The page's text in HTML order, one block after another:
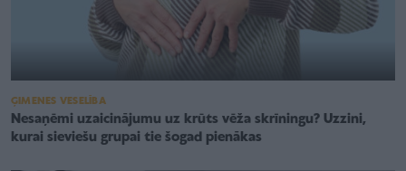
ĢIMENES VESELĪBA
Nesaņēmi uzaicinājumu uz krūts vēža skrīningu? Uzzini,
kurai sieviešu grupai tie šogad pienākas